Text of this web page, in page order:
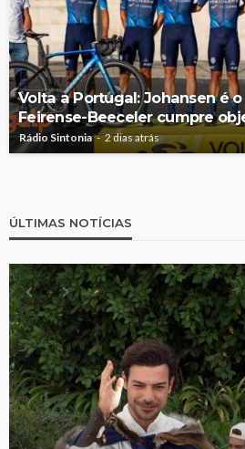
Volta a Portugal: Johansen é
Feirense-Beeceler cumpre
Rádio Sintonia 2 dias atrás
ÚLTIMAS NOTÍCIAS